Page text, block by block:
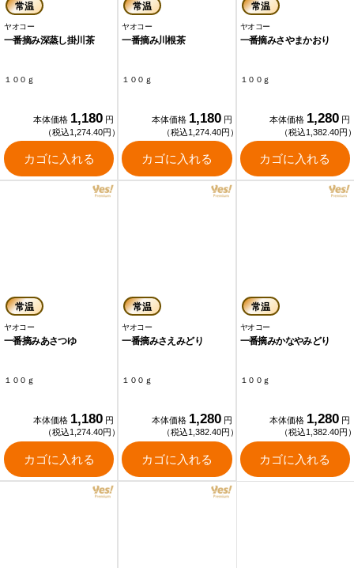
常温
ヤオコー
一番摘み深蒸し掛川茶
１００ｇ
本体価格 1,180 円
（税込1,274.40円）
カゴに入れる
常温
ヤオコー
一番摘み川根茶
１００ｇ
本体価格 1,180 円
（税込1,274.40円）
カゴに入れる
常温
ヤオコー
一番摘みさやまかおり
１００ｇ
本体価格 1,280 円
（税込1,382.40円
カゴに入れる
常温
ヤオコー
一番摘みあさつゆ
１００ｇ
本体価格 1,180 円
（税込1,274.40円）
カゴに入れる
常温
ヤオコー
一番摘みさえみどり
１００ｇ
本体価格 1,280 円
（税込1,382.40円）
カゴに入れる
常温
ヤオコー
一番摘みかなやみどり
１００ｇ
本体価格 1,280 円
（税込1,382.40円
カゴに入れる